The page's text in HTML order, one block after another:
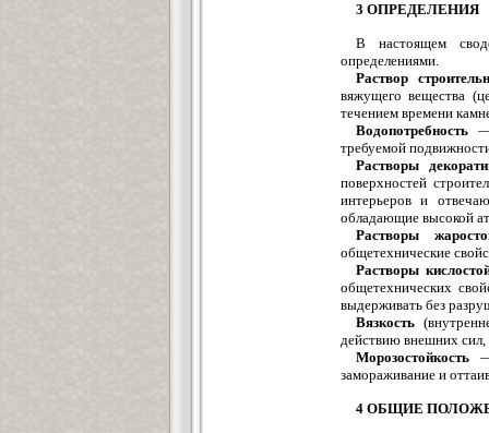
3 ОПРЕДЕЛЕНИЯ
В настоящем
определениями.
Раствор
вяжущего вещества
течением времени
Водопотребность —
требуемой
Растворы
поверхностей
интерьеров и
обладающие высокой
Растворы
общетехнические
Растворы
общетехнических
выдерживать без
Вязкость
действию внешних
Морозостойкость
замораживание и
4 ОБЩИЕ